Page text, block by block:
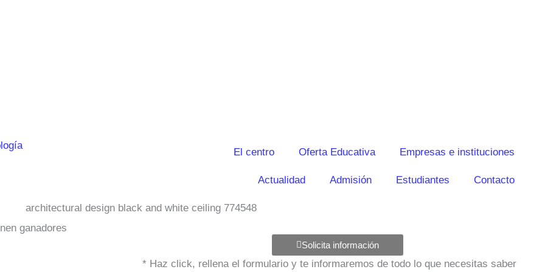
El centro Oferta Educativa Empresas e instituciones
Actualidad Admisión Estudiantes Contacto
ganadores
Solicita información
* Haz click, rellena el formulario y te informaremos de todo lo que necesitas saber